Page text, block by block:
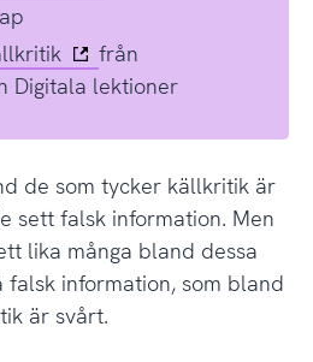
från
Digitala lektioner
de som tycker källkritik är
sett falsk information. Men
lika många bland dessa
information, som bland
är svårt.